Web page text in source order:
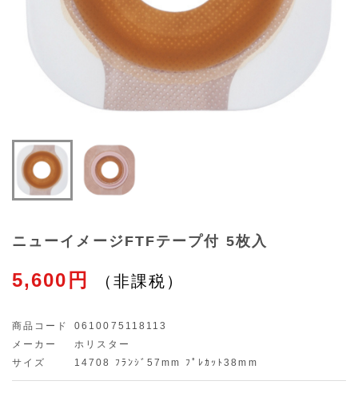
ニューイメージFTFテープ付 5枚入
5,600円
商品コード
0610075118113
メーカー
ホリスター
サイズ
14708 ﾌﾗﾝｼﾞ57mm ﾌﾟﾚｶｯﾄ38mm